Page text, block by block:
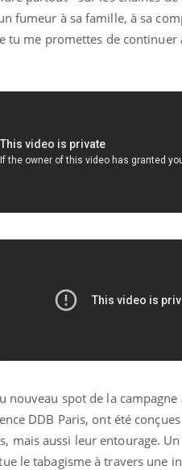
fumeur à sa famille, à sa
tu me promettes de
nouveau spot de la
DDB Paris, ont été
mais aussi leur entourage.
le tabagisme à travers une